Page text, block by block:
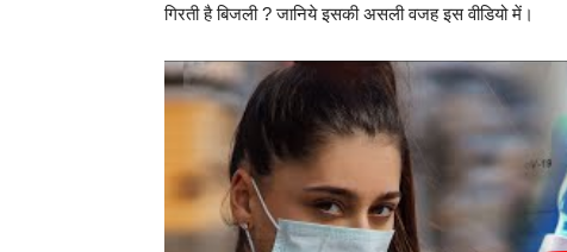
गिरती है बिजली ? जानिये इसकी असली वजह इस वीडियो में।